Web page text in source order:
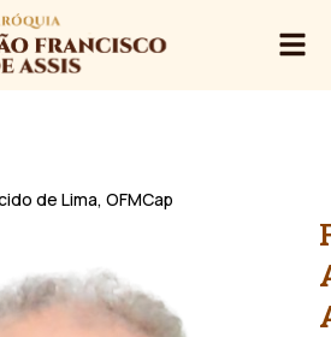
de Lima, OFMCap